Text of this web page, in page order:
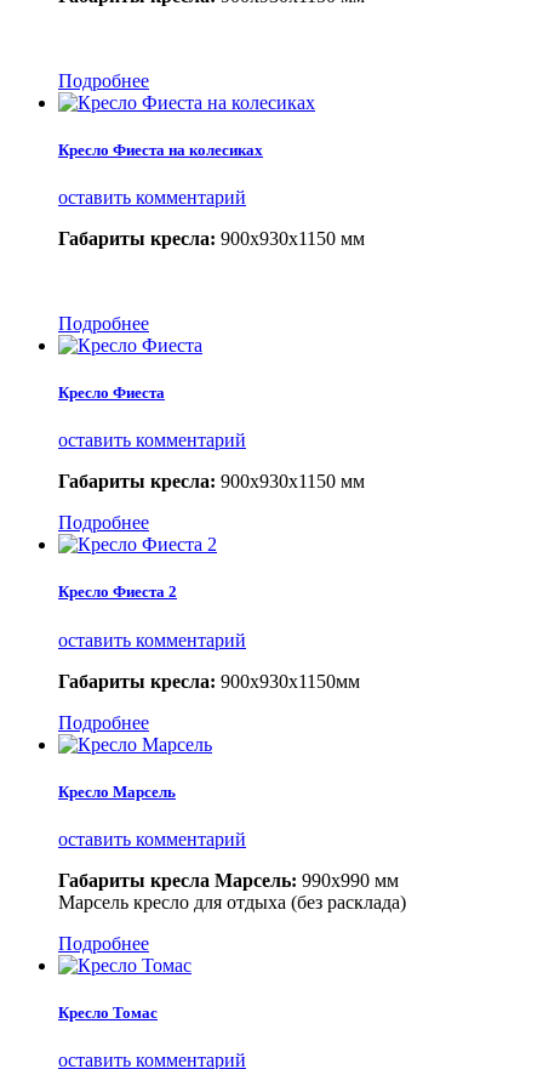
Подробнее
Кресло Фиеста на колесиках
оставить комментарий
Габариты кресла: 900х930х1150 мм
Подробнее
Кресло Фиеста
оставить комментарий
Габариты кресла: 900х930х1150 мм
Подробнее
Кресло Фиеста 2
оставить комментарий
Габариты кресла: 900х930х1150мм
Подробнее
Кресло Марсель
оставить комментарий
Габариты кресла Марсель: 990х990 мм
Марсель кресло для отдыха (без расклада)
Подробнее
Кресло Томас
оставить комментарий